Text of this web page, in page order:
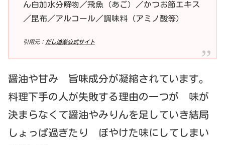
ん白加水分解物／飛魚（あご）／かつお節エキス
／昆布／アルコール／調味料（アミノ酸等）
引用元： だし道楽公式サイト
醤油や甘み 旨味成分が凝縮されています。
料理下手の人が失敗する理由の一つが 味が
決まらなくて醤油やみりんを足していき結局
しょっぱ過ぎたり ぼやけた味にしてしまい